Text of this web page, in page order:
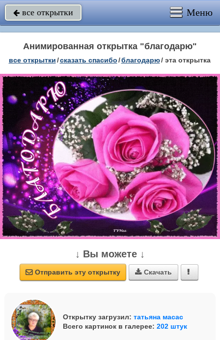
 все открытки Меню
Анимированная открытка "благодарю"
все открытки/сказать спасибо/благодарю/ эта открытка
↓ Вы можете ↓
 Отправить эту открытку  Скачать 
Открытку загрузил: татьяна масас
Всего картинок в галерее: 202 штук